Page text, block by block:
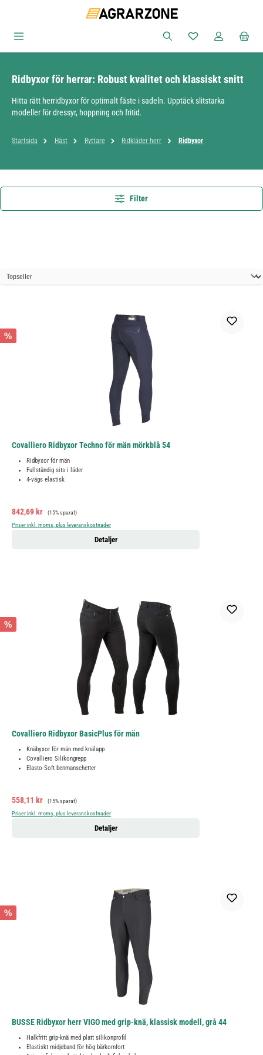
Du har 0 objekt i
Ridbyxor för herrar: Robust kvalitet och klassiskt snitt
Hitta rätt herridbyxor för optimalt fäste i sadeln. Upptäck slitstarka
modeller för dressyr, hoppning och fritid.
Startsida Häst Ryttare Ridkläder herr Ridbyxor
Filter
%
Covalliero Ridbyxor Techno för män mörkblå 54
Ridbyxor för män
Fullständig sits i läder
4-vägs elastisk
Försäljningspris:
842,69 kr Ordinarie pris:
(15% sparat)
Priser inkl. moms, plus leveranskostnader
Detaljer
%
Covalliero Ridbyxor BasicPlus för män
Knäbyxor för män med knälapp
Covalliero Silikongrepp
Elasto-Soft benmanschetter
Försäljningspris:
558,11 kr Ordinarie pris:
(15% sparat)
Priser inkl. moms, plus leveranskostnader
Detaljer
%
BUSSE Ridbyxor herr VIGO med grip-knä, klassisk modell, grå 44
Halkfritt grip-knä med platt silikonprofil
Elastiskt midjeband för hög bärkomfort